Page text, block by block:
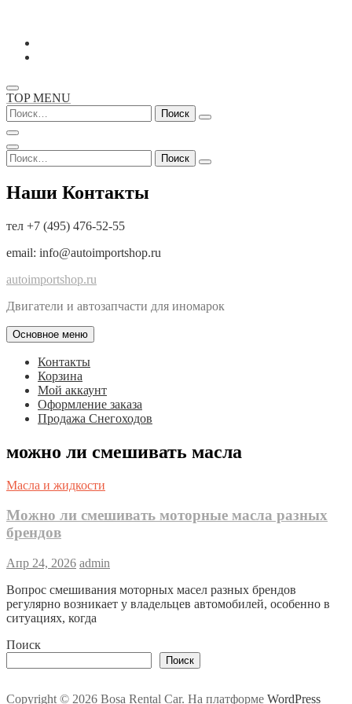
Перейти
TOP MENU
Найти:
Найти:
Наши Контакты
тел +7 (495) 476-52-55
email: info@autoimportshop.ru
autoimportshop.ru
Двигатели и автозапчасти для иномарок
Основное меню
Контакты
Корзина
Мой аккаунт
Оформление заказа
Продажа Снегоходов
можно ли смешивать масла
Масла и жидкости
Можно ли смешивать моторные масла разных
брендов
Апр 24, 2026 admin
Вопрос смешивания моторных масел разных брендов
регулярно возникает у владельцев автомобилей, особенно в
ситуациях, когда
Поиск
Поиск
Copyright © 2026 Bosa Rental Car. На платформе WordPress